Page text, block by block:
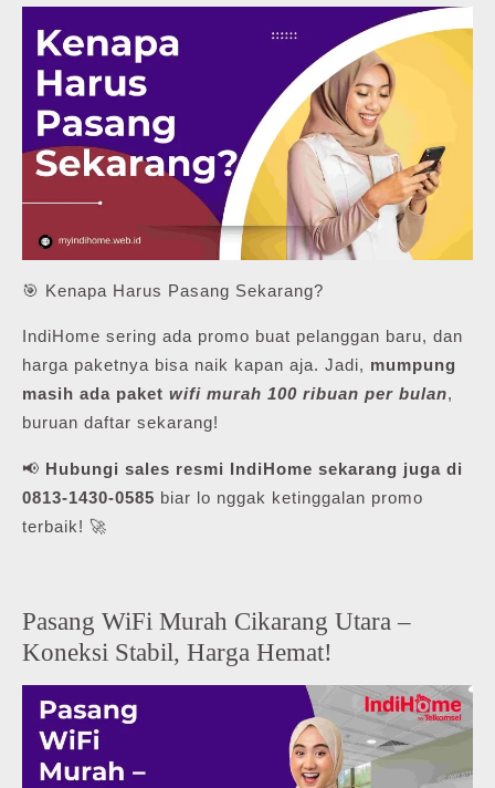
🎯 Kenapa Harus Pasang Sekarang?
IndiHome sering ada promo buat pelanggan baru, dan
harga paketnya bisa naik kapan aja. Jadi, mumpung
masih ada paket wifi murah 100 ribuan per bulan,
buruan daftar sekarang!
📢 Hubungi sales resmi IndiHome sekarang juga di
0813-1430-0585 biar lo nggak ketinggalan promo
terbaik! 🚀
Pasang WiFi Murah Cikarang Utara –
Koneksi Stabil, Harga Hemat!